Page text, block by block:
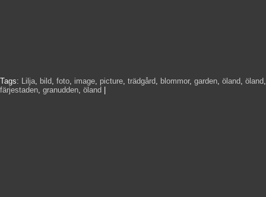
Tags: Lilja, bild, foto, image, picture, trädgård, blommor, garden, öland, öland,
färjestaden, granudden, öland